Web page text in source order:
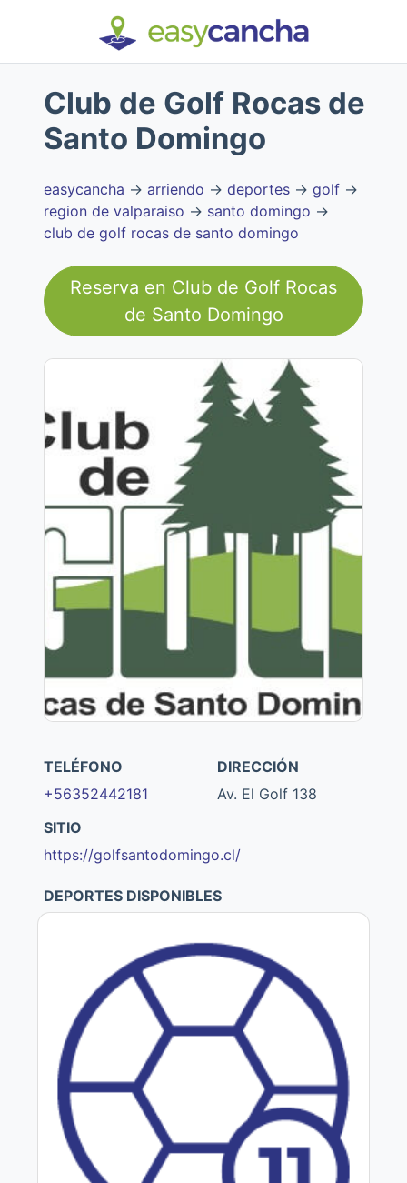
Club de Golf Rocas de
Santo Domingo
easycancha → arriendo → deportes → golf →
region de valparaiso → santo domingo →
club de golf rocas de santo domingo
Reserva en Club de Golf Rocas
de Santo Domingo
TELÉFONO
+56352442181
DIRECCIÓN
Av. El Golf 138
SITIO
https://golfsantodomingo.cl/
DEPORTES DISPONIBLES